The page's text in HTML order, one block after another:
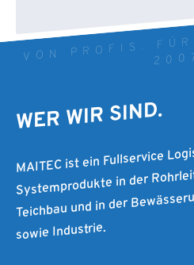
VON PROFIS.
WER WIR SIND.
MAITEC ist ein Fullservice
Systemprodukte in der
Teichbau und in der
sowie Industrie.